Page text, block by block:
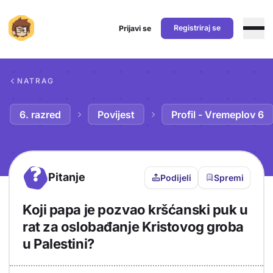
Prijavi se Registriraj se
NATRAG
6. razred Povijest Profil - Vremeplov 6
? Pitanje Podijeli Spremi
Koji papa je pozvao kršćanski puk u
rat za oslobađanje Kristovog groba
u Palestini?